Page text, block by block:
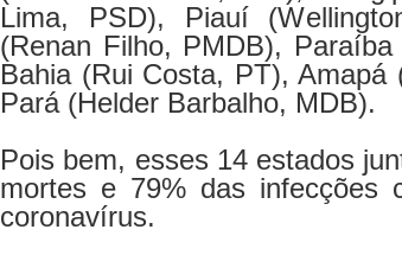
Lima, PSD), Piauí
(Renan Filho, PMDB),
Bahia (Rui Costa, PT), Amapá
Pará (Helder Barbalho, MDB).
Pois bem, esses 14 estados
mortes e 79% das infecções
coronavírus.